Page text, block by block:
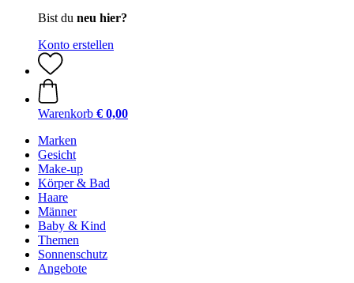
Bist du neu hier?
Konto erstellen
Warenkorb € 0,00
Marken
Gesicht
Make-up
Körper & Bad
Haare
Männer
Baby & Kind
Themen
Sonnenschutz
Angebote